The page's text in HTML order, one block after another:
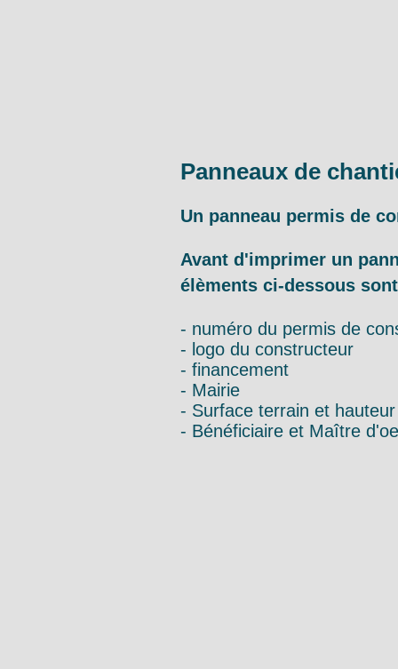
Panneaux de
Un panneau permis de
Avant d'imprimer un
élèments ci-dessous
- numéro du permis de
- logo du constructeur
- financement
- Mairie
- Surface terrain et
- Bénéficiaire et Maître